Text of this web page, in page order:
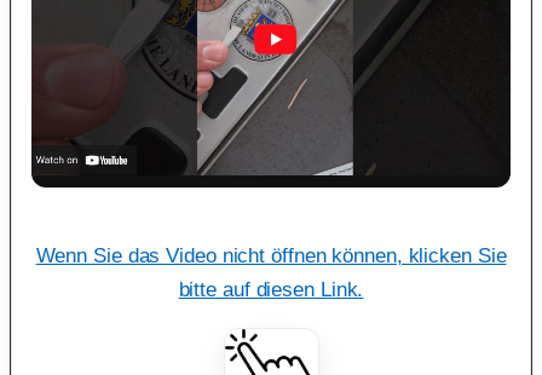
Wenn Sie das Video nicht öffnen können, klicken Sie
bitte auf diesen Link.